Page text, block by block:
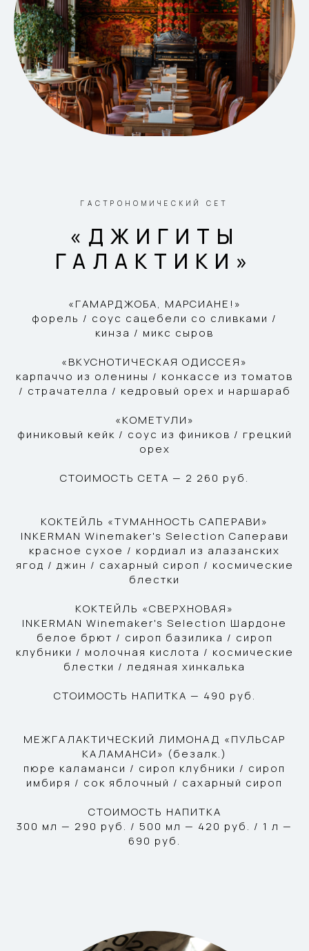
ГАСТРОНОМИЧЕСКИЙ СЕТ
«ДЖИГИТЫ
ГАЛАКТИКИ»
«ГАМАРДЖОБА, МАРСИАНЕ!»
форель / соус сацебели со сливками /
кинза / микс сыров
«ВКУСНОТИЧЕСКАЯ ОДИССЕЯ»
карпаччо из оленины / конкассе из томатов
/ страчателла / кедровый орех и наршараб
«КОМЕТУЛИ»
финиковый кейк / соус из фиников / грецкий
орех
СТОИМОСТЬ СЕТА — 2 260 руб.
КОКТЕЙЛЬ «ТУМАННОСТЬ САПЕРАВИ»
INKERMAN Winemaker's Selection Саперави
красное сухое / кордиал из алазанских
ягод / джин / сахарный сироп / космические
блестки
КОКТЕЙЛЬ «СВЕРХНОВАЯ»
INKERMAN Winemaker's Selection Шардоне
белое брют / сироп базилика / сироп
клубники / молочная кислота / космические
блестки / ледяная хинкалька
СТОИМОСТЬ НАПИТКА — 490 руб.
МЕЖГАЛАКТИЧЕСКИЙ ЛИМОНАД «ПУЛЬСАР
КАЛАМАНСИ» (безалк.)
пюре каламанси / сироп клубники / сироп
имбиря / сок яблочный / сахарный сироп
СТОИМОСТЬ НАПИТКА
300 мл — 290 руб. / 500 мл — 420 руб. / 1 л —
690 руб.